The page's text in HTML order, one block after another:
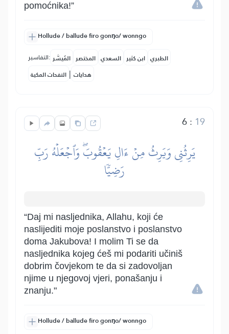
pomoćnika!”
Hollude / ballude firo gonŋo/ wonngo
التفاسير: المُيسَّر المختصر السعدي ابن كثير الطبري
النفحات المكية | هدايات
6: 19
يَرِثُنِي وَيَرِثُ مِنۡ ءَالِ يَعۡقُوبَۖ وَٱجۡعَلۡهُ رَبِّ
رَضِيّٗا
“Daj mi nasljednika, Allahu, koji će
naslijediti moje poslanstvo i poslanstvo
doma Jakubova! I molim Ti se da
nasljednika kojeg ćeš mi podariti učiniš
dobrim čovjekom te da si zadovoljan
njime u njegovoj vjeri, ponašanju i
znanju."
Hollude / ballude firo gonŋo/ wonngo